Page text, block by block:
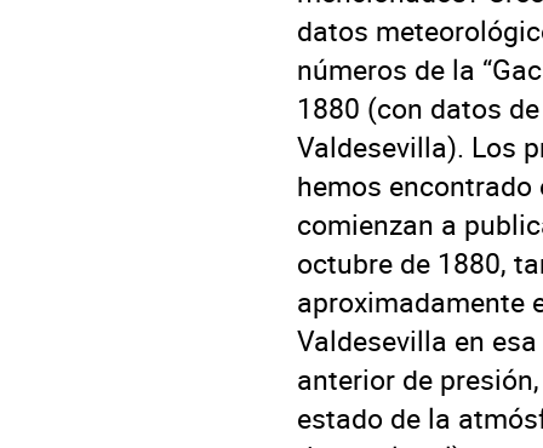
datos
números de la
1880 (con datos
Valdesevilla). Los
hemos encontrado
comienzan a
octubre de 1880,
aproximadamente
Valdesevilla en
anterior de
estado de la